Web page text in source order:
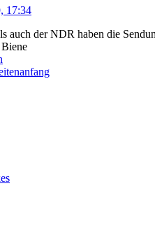
17:34
auch der NDR haben die